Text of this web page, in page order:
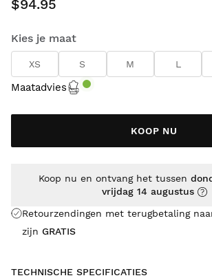
$94.95
Kies je maat
XS S M L
Maatadvies
KOOP NU
Retourzendingen met terugbetaling
zijn GRATIS
Koop nu en ontvang het tussen
vrijdag 14 augustus
TECHNISCHE SPECIFICATIES